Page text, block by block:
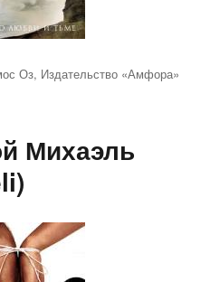
Оз, Издательство «Амфора»
Михаэль